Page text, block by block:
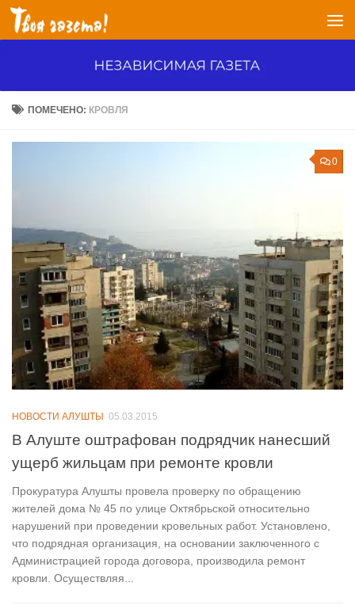
Перейти к содержимому
ПОМЕЧЕНО: КРОВЛЯ
0
НОВОСТИ АЛУШТЫ 05.03.2015
В Алуште оштрафован подрядчик нанесший
ущерб жильцам при ремонте кровли
Прокуратура Алушты провела проверку по обращению
жителей дома № 45 по улице Октябрьской относительно
нарушений при проведении кровельных работ. Установлено,
что подрядная организация, на основании заключенного с
Администрацией города договора, производила ремонт
кровли. Осуществляя...